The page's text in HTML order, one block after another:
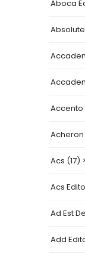
Aboca
Accento
Acheron
Acs (17) >
Acs
Ad Est
Add